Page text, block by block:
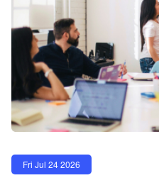
Fri Jul 24 2026